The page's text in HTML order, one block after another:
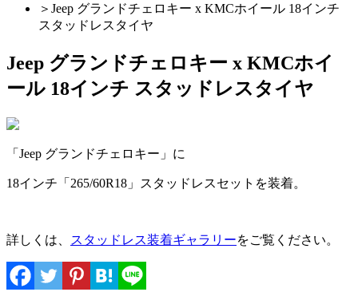
＞ Jeep グランドチェロキー x KMCホイール 18インチ
スタッドレスタイヤ
Jeep グランドチェロキー x KMCホイ
ール 18インチ スタッドレスタイヤ
「Jeep グランドチェロキー」に
18インチ「265/60R18」スタッドレスセットを装着。
詳しくは、 スタッドレス装着ギャラリーをご覧ください。